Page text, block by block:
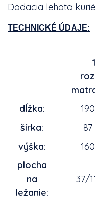
Dodacia lehota
TECHNICKÉ ÚDAJE:
dĺžka:
šírka:
výška:
plocha
na
ležanie:
37/